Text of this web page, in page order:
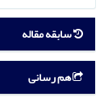
سابقه مقاله
هم رسانی